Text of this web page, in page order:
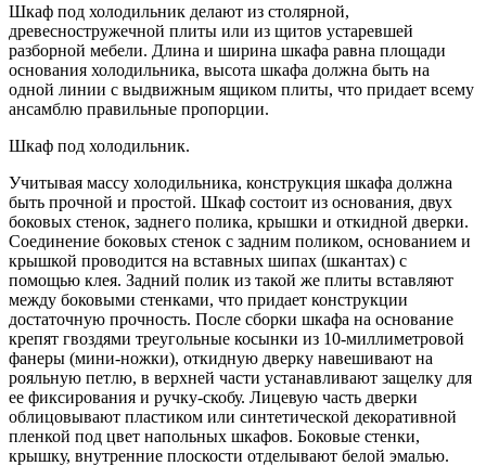
Шкаф под холодильник делают из столярной,
древесностружечной плиты или из щитов устаревшей
разборной мебели. Длина и ширина шкафа равна площади
основания холодильника, высота шкафа должна быть на
одной линии с выдвижным ящиком плиты, что придает всему
ансамблю правильные пропорции.
Шкаф под холодильник.
Учитывая массу холодильника, конструкция шкафа должна
быть прочной и простой. Шкаф состоит из основания, двух
боковых стенок, заднего полика, крышки и откидной дверки.
Соединение боковых стенок с задним поликом, основанием и
крышкой проводится на вставных шипах (шкантах) с
помощью клея. Задний полик из такой же плиты вставляют
между боковыми стенками, что придает конструкции
достаточную прочность. После сборки шкафа на основание
крепят гвоздями треугольные косынки из 10-миллиметровой
фанеры (мини-ножки), откидную дверку навешивают на
рояльную петлю, в верхней части устанавливают защелку для
ее фиксирования и ручку-скобу. Лицевую часть дверки
облицовывают пластиком или синтетической декоративной
пленкой под цвет напольных шкафов. Боковые стенки,
крышку, внутренние плоскости отделывают белой эмалью.